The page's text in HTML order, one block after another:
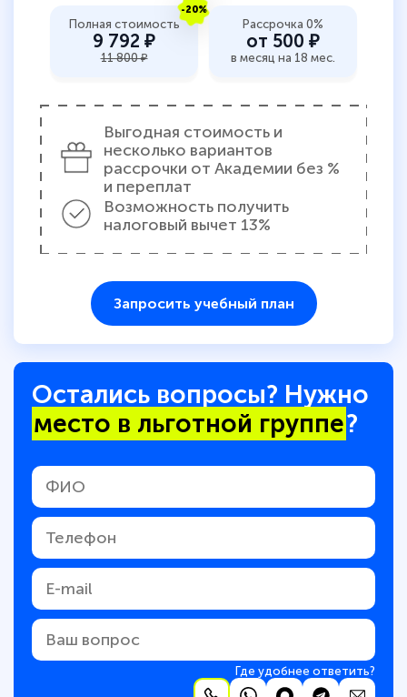
-20%
Полная стоимость
9 792 ₽
11 800 ₽
Рассрочка 0%
от 500 ₽
в месяц на 18 мес.
Выгодная стоимость и
несколько вариантов
рассрочки от Академии без %
и переплат
Возможность получить
налоговый вычет 13%
Запросить учебный план
Остались вопросы? Нужно
место в льготной группе?
Где удобнее ответить?